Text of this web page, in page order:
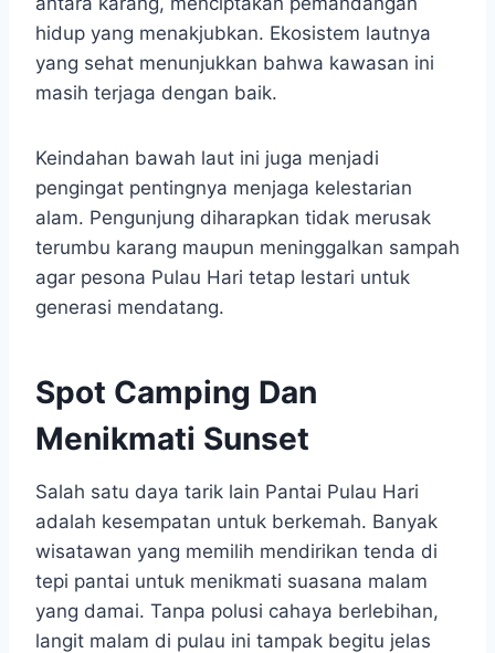
hidup yang menakjubkan. Ekosistem lautnya
yang sehat menunjukkan bahwa kawasan ini
masih terjaga dengan baik.
Keindahan bawah laut ini juga menjadi
pengingat pentingnya menjaga kelestarian
alam. Pengunjung diharapkan tidak merusak
terumbu karang maupun meninggalkan sampah
agar pesona Pulau Hari tetap lestari untuk
generasi mendatang.
Spot Camping Dan
Menikmati Sunset
Salah satu daya tarik lain Pantai Pulau Hari
adalah kesempatan untuk berkemah. Banyak
wisatawan yang memilih mendirikan tenda di
tepi pantai untuk menikmati suasana malam
yang damai. Tanpa polusi cahaya berlebihan,
langit malam di pulau ini tampak begitu jelas